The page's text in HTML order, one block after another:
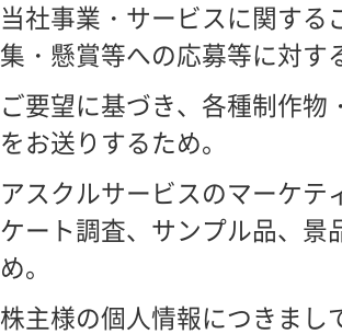
当社事業・サービスに関す
集・懸賞等への応募等に対す
ご要望に基づき、各種制作
をお送りするため。
アスクルサービスのマーケテ
ケート調査、サンプル品、景
め。
株主様の個人情報につきまし